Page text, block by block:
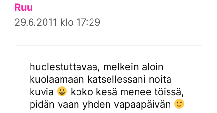
Ruu
29.6.2011 klo 17:29
huolestuttavaa, melkein aloin
kuolaamaan katsellessani noita
kuvia
koko kesä menee töissä,
pidän vaan yhden vapaapäivän